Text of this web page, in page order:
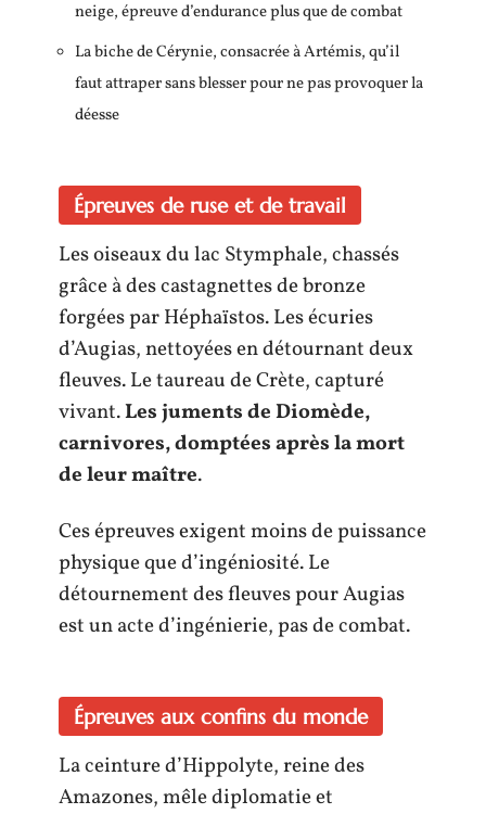
neige, épreuve d’endurance plus que de combat
La biche de Cérynie, consacrée à Artémis, qu’il
faut attraper sans blesser pour ne pas provoquer la
déesse
Épreuves de ruse et de travail
Les oiseaux du lac Stymphale, chassés
grâce à des castagnettes de bronze
forgées par Héphaïstos. Les écuries
d’Augias, nettoyées en détournant deux
fleuves. Le taureau de Crète, capturé
vivant.Les juments de Diomède,
carnivores, domptées après la mort
de leur maître.
Ces épreuves exigent moins de puissance
physique que d’ingéniosité. Le
détournement des fleuves pour Augias
est un acte d’ingénierie, pas de combat.
Épreuves aux confins du monde
La ceinture d’Hippolyte, reine des
Amazones, mêle diplomatie et